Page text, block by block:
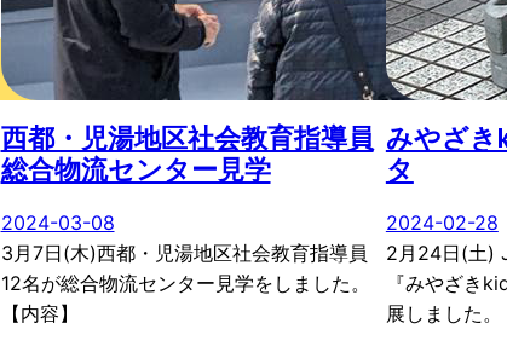
西都・児湯地区社会教育指導員
総合物流センター見学
2024-03-08
3月7日(木)西都・児湯地区社会教育指導員
12名が総合物流センター見学をしました。
【内容】
みやざき
タ
2024-02-28
2月24日(土)
『みやざき
展しました